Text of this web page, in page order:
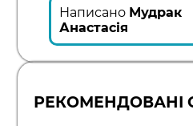
Написано Мудрак
Анастасія
РЕКОМЕНДОВАНІ